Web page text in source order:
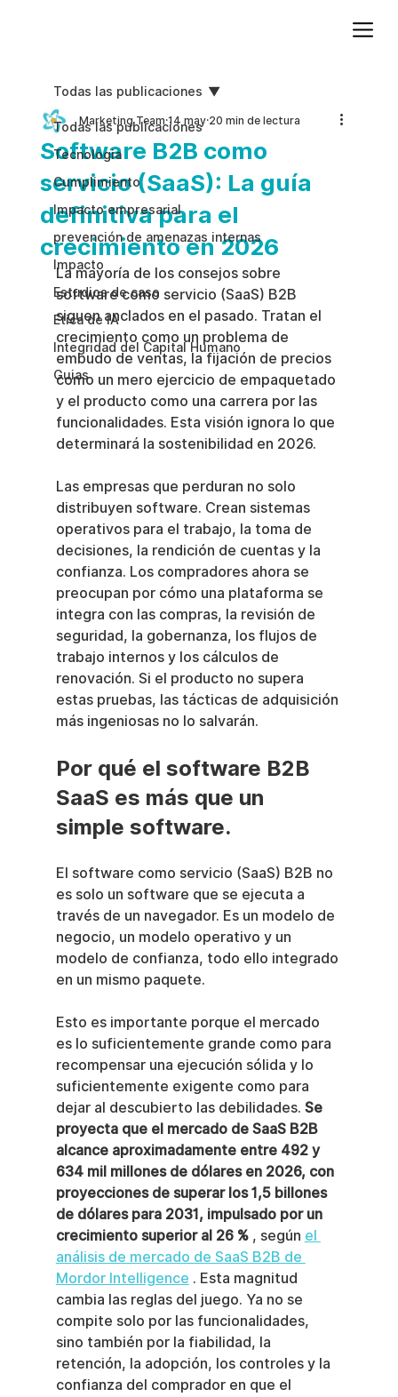
Todas las publicaciones
Tecnologia
Cumplimiento
Impacto empresarial
prevención de amenazas internas
Impacto
Estudios de caso
Etica de IA
Integridad del Capital Humano
Guias
Todas las publicaciones
Software B2B como
servicio (SaaS): La guía
definitiva para el
crecimiento en 2026
Marketing Team 14 may 20 min de lectura
La mayoría de los consejos sobre
software como servicio (SaaS) B2B
siguen anclados en el pasado. Tratan el
crecimiento como un problema de
embudo de ventas, la fijación de precios
como un mero ejercicio de empaquetado
y el producto como una carrera por las
funcionalidades. Esta visión ignora lo que
determinará la sostenibilidad en 2026.
Las empresas que perduran no solo
distribuyen software. Crean sistemas
operativos para el trabajo, la toma de
decisiones, la rendición de cuentas y la
confianza. Los compradores ahora se
preocupan por cómo una plataforma se
integra con las compras, la revisión de
seguridad, la gobernanza, los flujos de
trabajo internos y los cálculos de
renovación. Si el producto no supera
estas pruebas, las tácticas de adquisición
más ingeniosas no lo salvarán.
Por qué el software B2B
SaaS es más que un
simple software.
El software como servicio (SaaS) B2B no
es solo un software que se ejecuta a
través de un navegador. Es un modelo de
negocio, un modelo operativo y un
modelo de confianza, todo ello integrado
en un mismo paquete.
Esto es importante porque el mercado
es lo suficientemente grande como para
recompensar una ejecución sólida y lo
suficientemente exigente como para
dejar al descubierto las debilidades. Se
proyecta que el mercado de SaaS B2B
alcance aproximadamente entre 492 y
634 mil millones de dólares en 2026, con
proyecciones de superar los 1,5 billones
de dólares para 2031, impulsado por un
crecimiento superior al 26 % , según el
análisis de mercado de SaaS B2B de
Mordor Intelligence . Esta magnitud
cambia las reglas del juego. Ya no se
compite solo por las funcionalidades,
sino también por la fiabilidad, la
retención, la adopción, los controles y la
confianza del comprador en que el